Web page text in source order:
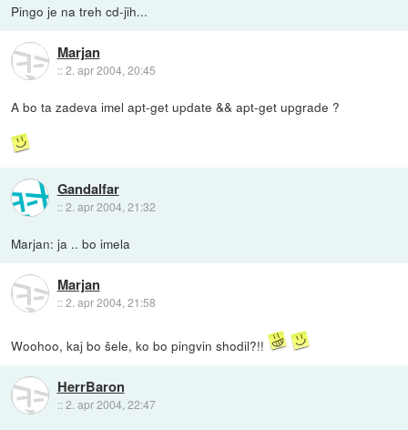
Pingo je na treh cd-jih...
Marjan
::2. apr 2004, 20:45
A bo ta zadeva imel apt-get update && apt-get upgrade ?
Gandalfar
::2. apr 2004, 21:32
Marjan: ja .. bo imela
Marjan
::2. apr 2004, 21:58
Woohoo, kaj bo šele, ko bo pingvin shodil?!!
HerrBaron
::2. apr 2004, 22:47